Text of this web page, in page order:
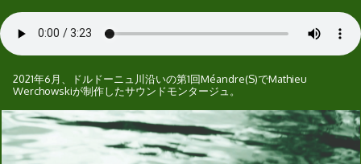
2021年6月、ドルドーニュ川沿いの第1回Méandre(S)でMathieu
Werchowskiが制作したサウンドモンタージュ。